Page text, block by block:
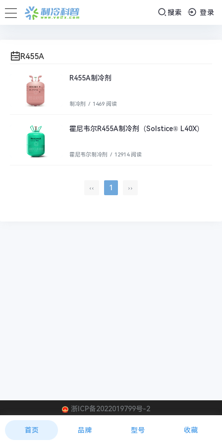
搜索 登录
R455A
R455A制冷剂
制冷剂 / 1469 阅读
霍尼韦尔R455A制冷剂（Solstice® L40X）
霍尼韦尔制冷剂 / 12914 阅读
‹‹ 1 ››
浙ICP备2022019799号-2
首页 品牌 型号 收藏